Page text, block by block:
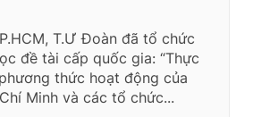
T.Ư Đoàn đã tổ chức
đề tài cấp quốc gia: “Thực
thức hoạt động của
Minh và các tổ chức...